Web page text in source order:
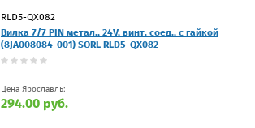
RLD5-QX082
Вилка 7/7 PIN метал., 24V, винт. соед., с гайкой
(8JA008084-001) SORL RLD5-QX082
Цена Ярославль:
294.00 руб.